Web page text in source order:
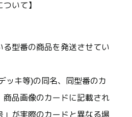
いて】
る型番の商品を発送させてい
ッキ等)の同名、同型番のカ
商品画像のカードに記載され
」が実際のカードと異なる場